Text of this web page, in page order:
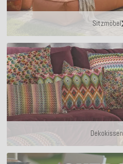
Sitzmöbel
Dekokissen